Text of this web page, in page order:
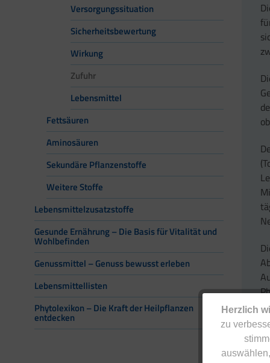
Herzlich
zu
Versorgungssituation
Sicherheitsbewertung
Wirkung
Zufuhr
Lebensmittel
Fettsäuren
Aminosäuren
Sekundäre Pflanzenstoffe
Weitere Stoffe
Lebensmittelzusatzstoffe
Gesunde Ernährung – Die Basis für Vitalität und
Wohlbefinden
Genussmittel – Genuss bewusst erleben
Lebensmittellisten
Phytolexikon – Die Kraft der Heilpflanzen
entdecken